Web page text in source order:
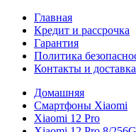
Главная
Кредит и рассрочка
Гарантия
Политика
Контакты и доставка
Домашняя
Смартфоны Xiaomi
Xiaomi 12 Pro